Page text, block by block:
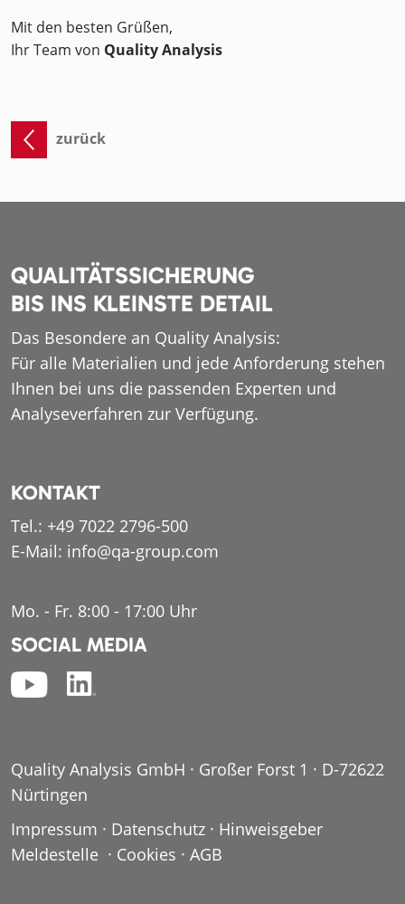
Mit den besten Grüßen,
Ihr Team von Quality Analysis
zurück
QUALITÄTSSICHERUNG
BIS INS KLEINSTE DETAIL
Das Besondere an Quality Analysis:
Für alle Materialien und jede Anforderung stehen
Ihnen bei uns die passenden Experten und
Analyseverfahren zur Verfügung.
KONTAKT
Tel.: +49 7022 2796-500
E-Mail: info@qa-group.com
Mo. - Fr. 8:00 - 17:00 Uhr
SOCIAL MEDIA
Quality Analysis GmbH · Großer Forst 1 · D-72622
Nürtingen
Impressum · Datenschutz · Hinweisgeber
Meldestelle · Cookies · AGB